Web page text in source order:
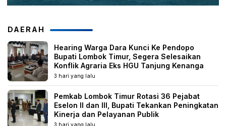
DAERAH
Hearing Warga Dara Kunci Ke Pendopo
Bupati Lombok Timur, Segera Selesaikan
Konflik Agraria Eks HGU Tanjung Kenanga
3 hari yang lalu
Pemkab Lombok Timur Rotasi 36 Pejabat
Eselon II dan III, Bupati Tekankan Peningkatan
Kinerja dan Pelayanan Publik
3 hari yang lalu